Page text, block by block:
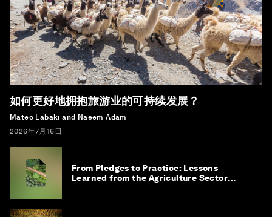
如何更好地拥抱旅游业的可持续发展？
Mateo Labaki and Naeem Adam
2026年7月16日
From Pledges to Practice: Lessons
Learned from the Agriculture Sector